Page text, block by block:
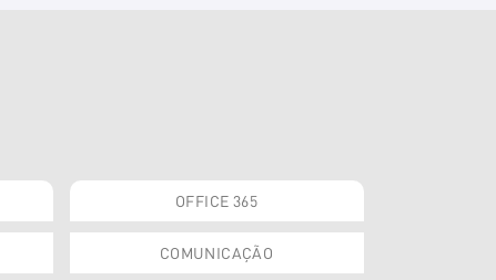
OFFICE 365
COMUNICAÇÃO